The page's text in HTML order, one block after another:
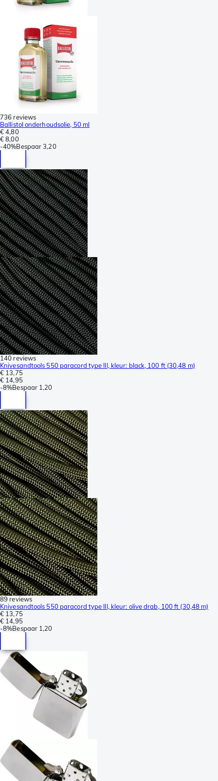
736 reviews
Ballistol onderhoudsolie, 50 ml
€ 4,80
€ 8,00
-40%Bespaar 3,20
140 reviews
Knivesandtools 550 paracord type III, kleur: black, 100 ft (30,48 m)
€ 13,75
€ 14,95
-8%Bespaar 1,20
89 reviews
Knivesandtools 550 paracord type III, kleur: olive drab, 100 ft (30,48 m)
€ 13,75
€ 14,95
-8%Bespaar 1,20